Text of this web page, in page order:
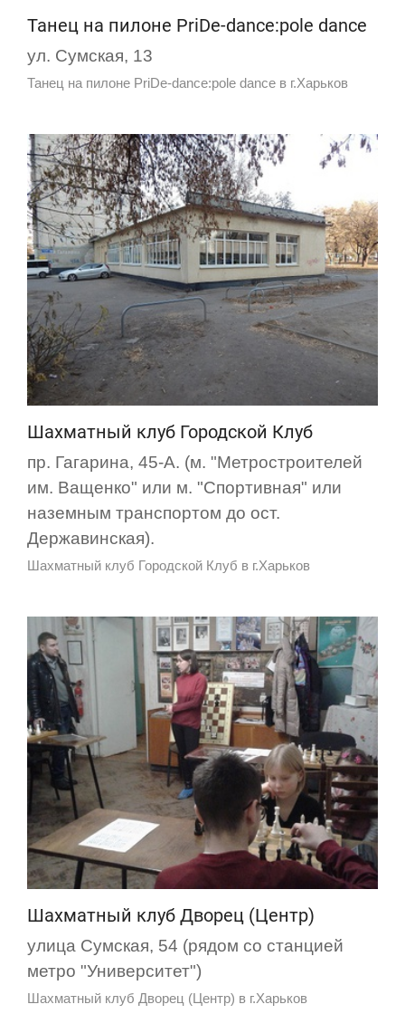
Танец на пилоне PriDe-dance:pole dance
ул. Сумская, 13
Танец на пилоне PriDe-dance:pole dance в г.Харьков
Шахматный клуб Городской Клуб
пр. Гагарина, 45-А. (м. "Метростроителей
им. Ващенко" или м. "Спортивная" или
наземным транспортом до ост.
Державинская).
Шахматный клуб Городской Клуб в г.Харьков
Шахматный клуб Дворец (Центр)
улица Сумская, 54 (рядом со станцией
метро "Университет")
Шахматный клуб Дворец (Центр) в г.Харьков